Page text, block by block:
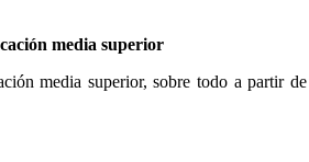
media superior
media superior, sobre todo a partir